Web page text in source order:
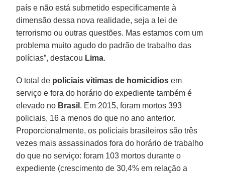
país e não está submetido especificamente à
dimensão dessa nova realidade, seja a lei de
terrorismo ou outras questões. Mas estamos com um
problema muito agudo do padrão de trabalho das
polícias”, destacou Lima.
O total de policiais vítimas de homicídios em
serviço e fora do horário do expediente também é
elevado no Brasil . Em 2015, foram mortos 393
policiais, 16 a menos do que no ano anterior.
Proporcionalmente, os policiais brasileiros são três
vezes mais assassinados fora do horário de trabalho
do que no serviço: foram 103 mortos durante o
expediente (crescimento de 30,4% em relação a